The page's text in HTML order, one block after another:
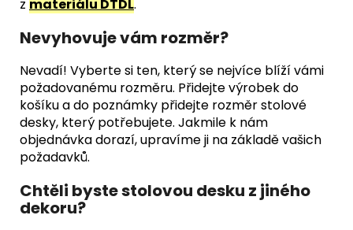
z materiálu DTDL.
Nevyhovuje vám rozměr?
Nevadí! Vyberte si ten, který se nejvíce blíží vámi
požadovanému rozměru. Přidejte výrobek do
košíku a do poznámky přidejte rozměr stolové
desky, který potřebujete. Jakmile k nám
objednávka dorazí, upravíme ji na základě vašich
požadavků.
Chtěli byste stolovou desku z jiného
dekoru?